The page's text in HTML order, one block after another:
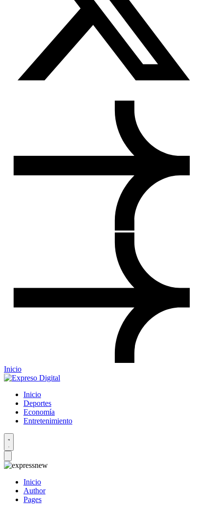
Inicio
Inicio
Deportes
Economía
Entretenimiento
Inicio
Author
Pages